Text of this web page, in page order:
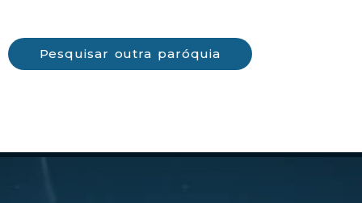
Pesquisar outra paróquia